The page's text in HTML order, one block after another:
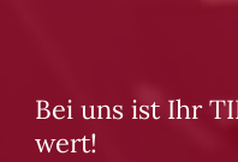
Bei uns ist Ihr
wert!